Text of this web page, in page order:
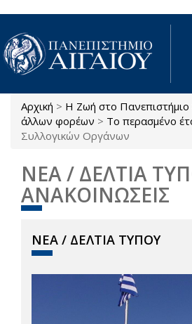
Παράκαμψη προς το κυρίως
Είστε εδώ
Αρχική > Η Ζωή στο Πανεπιστήμιο
άλλων φορέων > Το περασμένο
Συλλογικών Οργάνων
ΝΕΑ / ΔΕΛΤΙΑ
ΑΝΑΚΟΙΝΩΣΕΙΣ
ΝΕΑ / ΔΕΛΤΙΑ ΤΥΠΟΥ